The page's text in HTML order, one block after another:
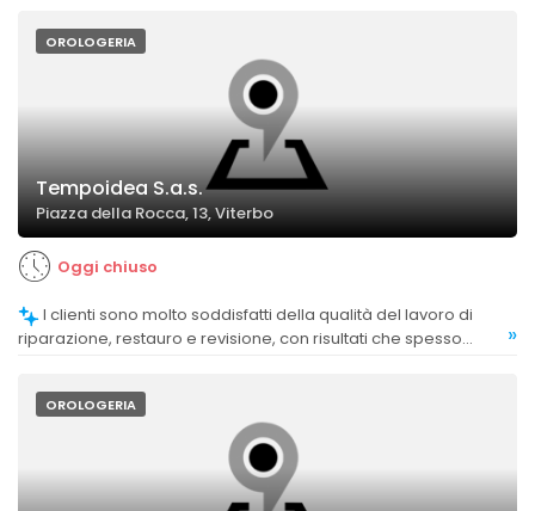
OROLOGERIA
Tempoidea S.a.s.
Piazza della Rocca, 13, Viterbo
Oggi chiuso
riparazione, restauro e revisione, con risultati che spesso
»
OROLOGERIA